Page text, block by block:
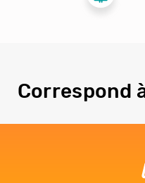
Correspond